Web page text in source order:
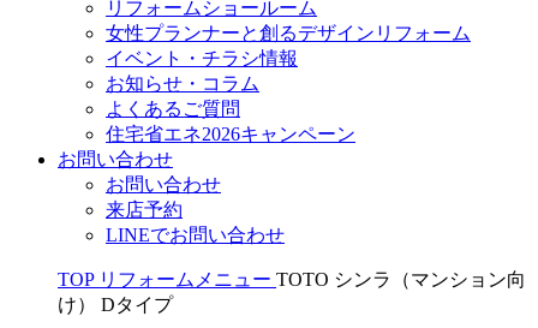
リフォームショールーム
女性プランナーと創るデザインリフォーム
イベント・チラシ情報
お知らせ・コラム
よくあるご質問
住宅省エネ2026キャンペーン
お問い合わせ
お問い合わせ
来店予約
LINEでお問い合わせ
TOP リフォームメニュー TOTO シンラ（マンション向
け） Dタイプ